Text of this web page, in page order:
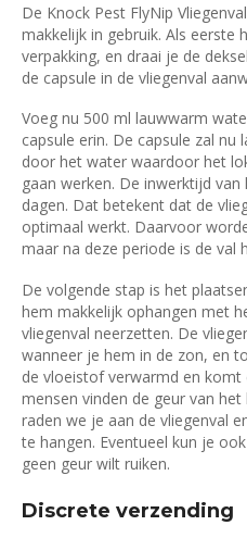
De Knock Pest FlyNip
makkelijk in gebruik. Als eerste
verpakking, en draai je de
de capsule in de vliegenval
Voeg nu 500 ml lauwwarm
capsule erin. De capsule zal
door het water waardoor het
gaan werken. De inwerktijd
dagen. Dat betekent dat de
optimaal werkt. Daarvoor
maar na deze periode is de val
De volgende stap is het
hem makkelijk ophangen met
vliegenval neerzetten. De
wanneer je hem in de zon, en
de vloeistof verwarmd en komt
mensen vinden de geur van
raden we je aan de vliegenval
te hangen. Eventueel kun je
geen geur wilt ruiken.
Discrete verzending